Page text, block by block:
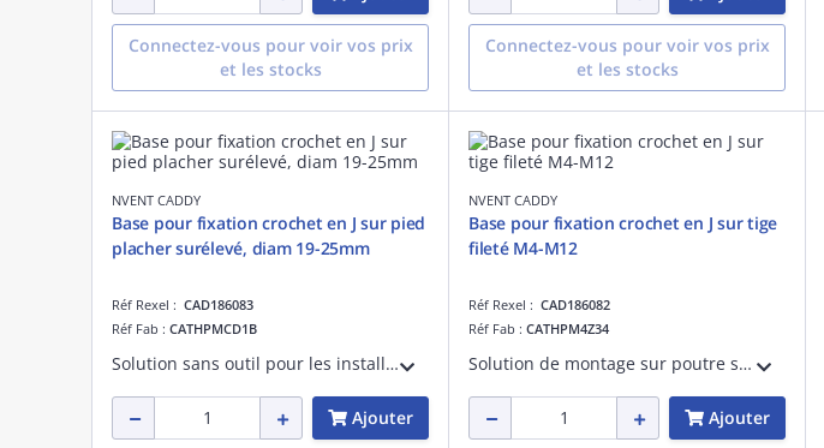
Connectez-vous pour voir vos prix
et les stocks
Connectez-vous pour voir vos prix
et les stocks
NVENT CADDY
Base pour fixation crochet en J sur pied
placher surélevé, diam 19-25mm
Réf Rexel : CAD186083
Réf Fab : CATHPMCD1B
Solution sans outil pour les installations de poutres, associant une pince de socle pour sols surélevés et tout crochet en J CAT HP, 19mm carré, 25mm rond.
Ajouter
NVENT CADDY
Base pour fixation crochet en J sur tige
fileté M4-M12
Réf Rexel : CAD186082
Réf Fab : CATHPM4Z34
Solution de montage sur poutre sans outil combinant une fixation multifonction avec tige/fil et tout CAT HP J-Hook, Mod clip pour tige filetée M4-M12, fil 4,8 - 6,4mm.
Ajouter